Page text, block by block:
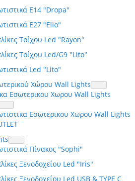
E14 "Dropa"
E27 "Elio"
Τοίχου Led "Rayon"
Τοίχου Led/G9 "Lito"
Led "Lito"
Χώρου Wall Lights
Εσωτερικου Χωρου Wall Lights
Εσωτερικου Χωρου Wall Lights
Πίνακος "Sophi"
Ξενοδοχείου Led "Iris"
Ξενοδοχείου Led USB & TYPE C